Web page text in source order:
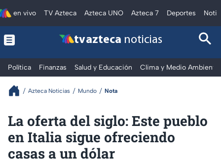
en vivo TV Azteca Azteca UNO Azteca 7 Deportes
tv azteca noticias
Política Finanzas Salud y Educación Clima y Medio Ambiente
Azteca Noticias Mundo Nota
La oferta del siglo: Este pueblo
en Italia sigue ofreciendo
casas a un dólar